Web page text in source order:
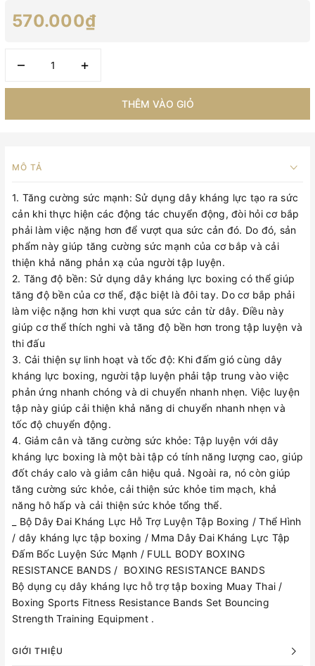
570.000₫
– +
THÊM VÀO GIỎ
MÔ TẢ
1. Tăng cường sức mạnh: Sử dụng dây kháng lực tạo ra sức
cản khi thực hiện các động tác chuyển động, đòi hỏi cơ bắp
phải làm việc nặng hơn để vượt qua sức cản đó. Do đó, sản
phẩm này giúp tăng cường sức mạnh của cơ bắp và cải
thiện khả năng phản xạ của người tập luyện.
2. Tăng độ bền: Sử dụng dây kháng lực boxing có thể giúp
tăng độ bền của cơ thể, đặc biệt là đôi tay. Do cơ bắp phải
làm việc nặng hơn khi vượt qua sức cản từ dây. Điều này
giúp cơ thể thích nghi và tăng độ bền hơn trong tập luyện và
thi đấu
3. Cải thiện sự linh hoạt và tốc độ: Khi đấm gió cùng dây
kháng lực boxing, người tập luyện phải tập trung vào việc
phản ứng nhanh chóng và di chuyển nhanh nhẹn. Việc luyện
tập này giúp cải thiện khả năng di chuyển nhanh nhẹn và
tốc độ chuyển động.
4. Giảm cân và tăng cường sức khỏe: Tập luyện với dây
kháng lực boxing là một bài tập có tính năng lượng cao, giúp
đốt cháy calo và giảm cân hiệu quả. Ngoài ra, nó còn giúp
tăng cường sức khỏe, cải thiện sức khỏe tim mạch, khả
năng hô hấp và cải thiện sức khỏe tổng thể.
_ Bộ Dây Đai Kháng Lực Hỗ Trợ Luyện Tập Boxing / Thể Hình
/ dây kháng lực tập boxing / Mma Dây Đai Kháng Lực Tập
Đấm Bốc Luyện Sức Mạnh / FULL BODY BOXING
RESISTANCE BANDS / BOXING RESISTANCE BANDS
Bộ dụng cụ dây kháng lực hỗ trợ tập boxing Muay Thai /
Boxing Sports Fitness Resistance Bands Set Bouncing
Strength Training Equipment .
GIỚI THIỆU